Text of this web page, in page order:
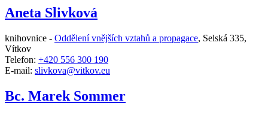
Aneta Slivková
knihovnice - Oddělení vnějších vztahů a propagace, Selská 335,
Vítkov
Telefon: +420 556 300 190
E-mail: slivkova@vitkov.eu
Bc. Marek Sommer